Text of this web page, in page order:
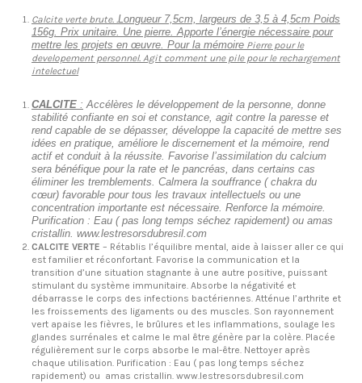
Calcite verte brute. . Longueur 7,5cm, largeurs de 3,5 à 4,5cm Poids
156g. Prix unitaire. Une pierre. Apporte l’énergie nécessaire pour
mettre les projets en œuvre. Pour la mémoire Pierre pour le
developement personnel. Agit comment une pile pour le rechargement
intelectuel
CALCITE : Accélères le développement de la personne, donne
stabilité confiante en soi et constance, agit contre la paresse et
rend capable de se dépasser, développe la capacité de mettre ses
idées en pratique, améliore le discernement et la mémoire, rend
actif et conduit à la réussite. Favorise l’assimilation du calcium
sera bénéfique pour la rate et le pancréas, dans certains cas
éliminer les tremblements. Calmera la souffrance ( chakra du
cœur) favorable pour tous les travaux intellectuels ou une
concentration importante est nécessaire. Renforce la mémoire.
Purification : Eau ( pas long temps séchez rapidement) ou amas
cristallin. www.lestresorsdubresil.com
CALCITE VERTE – Rétablis l’équilibre mental, aide à laisser aller ce qui
est familier et réconfortant. Favorise la communication et la
transition d’une situation stagnante à une autre positive, puissant
stimulant du système immunitaire. Absorbe la négativité et
débarrasse le corps des infections bactériennes. Atténue l’arthrite et
les froissements des ligaments ou des muscles. Son rayonnement
vert apaise les fièvres, le brûlures et les inflammations, soulage les
glandes surrénales et calme le mal être génère par la colère. Placée
régulièrement sur le corps absorbe le mal-être. Nettoyer après
chaque utilisation. Purification : Eau ( pas long temps séchez
rapidement) ou amas cristallin. www.lestresorsdubresil.com